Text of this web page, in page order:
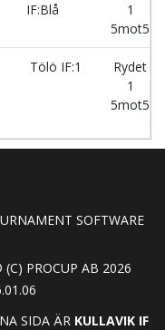
IF:Blå
1
5mot5
Tölö IF:1
Rydet
1
5mot5
SOFTWARE
PROCUP AB 2026
SIDA ÄR KULLAVIK IF